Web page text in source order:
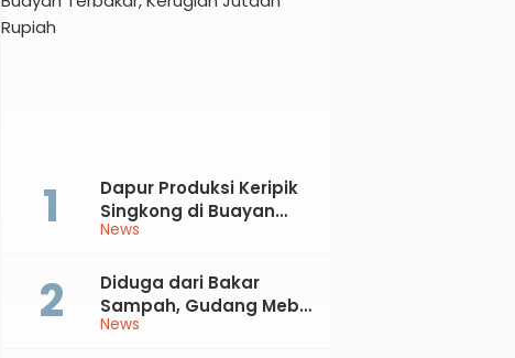
News
Dapur Produksi Keripik
Singkong di Buayan
Terbakar, Kerugian
News
Diduga dari Bakar
Sampah, Gudang Mebel
di Petanahan Hangus